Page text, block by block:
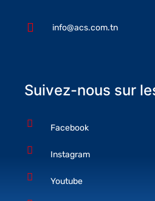
info@acs.com.tn
Suivez-nous sur
Facebook
Instagram
Youtube